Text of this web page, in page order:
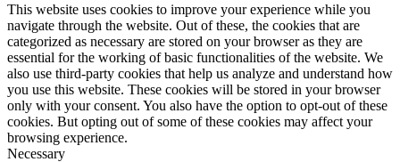
This website uses cookies to improve your experience while you
navigate through the website. Out of these, the cookies that are
categorized as necessary are stored on your browser as they are
essential for the working of basic functionalities of the website. We
also use third-party cookies that help us analyze and understand how
you use this website. These cookies will be stored in your browser
only with your consent. You also have the option to opt-out of these
cookies. But opting out of some of these cookies may affect your
browsing experience.
Necessary